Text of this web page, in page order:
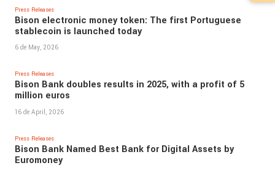
Press Releases
Bison electronic money token: The first Portuguese
stablecoin is launched today
6 de May, 2026
Press Releases
Bison Bank doubles results in 2025, with a profit of 5
million euros
16 de April, 2026
Press Releases
Bison Bank Named Best Bank for Digital Assets by
Euromoney